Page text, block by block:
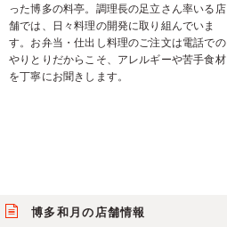
った博多の料亭。調理長の足立さん率いる店
舗では、日々料理の開発に取り組んでいま
す。お弁当・仕出し料理のご注文は電話での
やりとりだからこそ、アレルギーや苦手食材
を丁寧にお聞きします。
博多和月の店舗情報